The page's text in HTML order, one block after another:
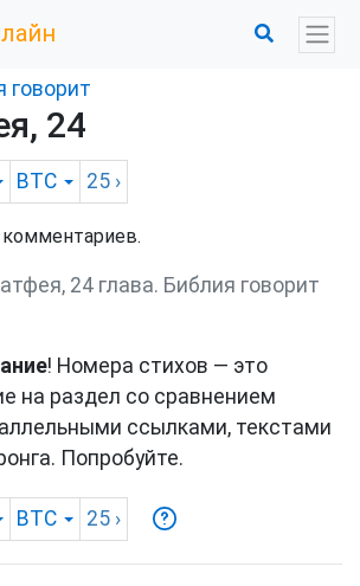
говорит
24
BTC 25 ›
комментариев.
24 глава. Библия говорит
! Номера стихов — это
на раздел со сравнением
ссылками, текстами
Попробуйте.
BTC 25 ›